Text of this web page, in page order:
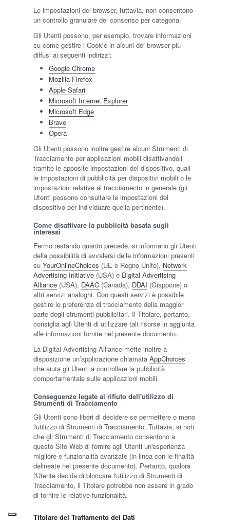
Le impostazioni del browser, tuttavia, non consentono
un controllo granulare del consenso per categoria.
Gli Utenti possono, per esempio, trovare informazioni
su come gestire i Cookie in alcuni dei browser più
diffusi ai seguenti indirizzi:
Google Chrome
Mozilla Firefox
Apple Safari
Microsoft Internet Explorer
Microsoft Edge
Brave
Opera
Gli Utenti possono inoltre gestire alcuni Strumenti di
Tracciamento per applicazioni mobili disattivandoli
tramite le apposite impostazioni del dispositivo, quali
le impostazioni di pubblicità per dispositivi mobili o le
impostazioni relative al tracciamento in generale (gli
Utenti possono consultare le impostazioni del
dispositivo per individuare quella pertinente).
Come disattivare la pubblicità basata sugli
interessi
Fermo restando quanto precede, si informano gli Utenti
della possibilità di avvalersi delle informazioni presenti
su YourOnlineChoices (UE e Regno Unito), Network
Advertising Initiative(USA) e Digital Advertising
Alliance(USA), DAAC(Canada), DDAI (Giappone) o
altri servizi analoghi. Con questi servizi è possibile
gestire le preferenze di tracciamento della maggior
parte degli strumenti pubblicitari. Il Titolare, pertanto,
consiglia agli Utenti di utilizzare tali risorse in aggiunta
alle informazioni fornite nel presente documento.
La Digital Advertising Alliance mette inoltre a
disposizione un’applicazione chiamata AppChoices
che aiuta gli Utenti a controllare la pubblicità
comportamentale sulle applicazioni mobili.
Conseguenze legate al rifiuto dell'utilizzo di
Strumenti di Tracciamento
Gli Utenti sono liberi di decidere se permettere o meno
l'utilizzo di Strumenti di Tracciamento. Tuttavia, si noti
che gli Strumenti di Tracciamento consentono a
questo Sito Web di fornire agli Utenti un'esperienza
migliore e funzionalità avanzate (in linea con le finalità
delineate nel presente documento). Pertanto, qualora
l'Utente decida di bloccare l'utilizzo di Strumenti di
Tracciamento, il Titolare potrebbe non essere in grado
di fornire le relative funzionalità.
Titolare del Trattamento dei Dati